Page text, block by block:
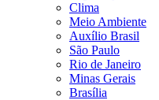
Clima
Meio Ambiente
Auxílio Brasil
São Paulo
Rio de Janeiro
Minas Gerais
Brasília